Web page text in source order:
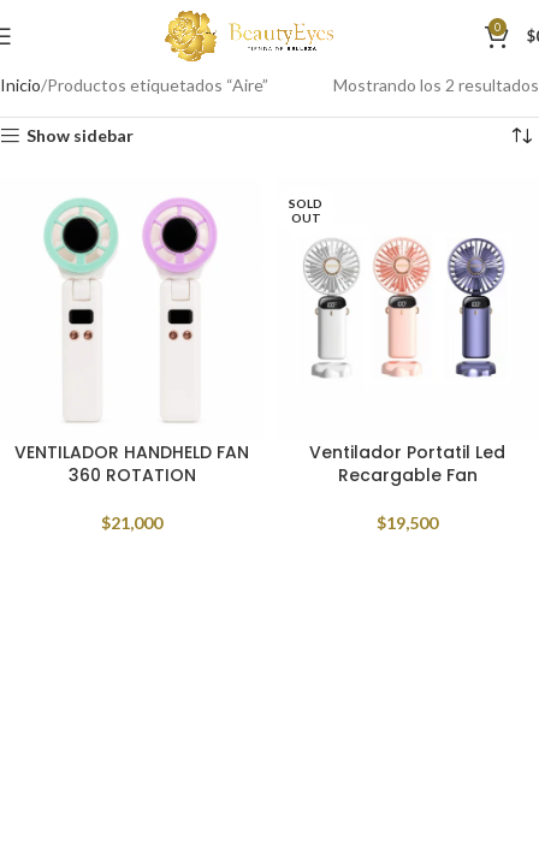
0 $
Inicio Productos etiquetados “Aire” Mostrando los 2 resultados
Show sidebar
VENTILADOR HANDHELD FAN
360 ROTATION
$21,000
SOLD
OUT
Ventilador Portatil Led
Recargable Fan
$19,500